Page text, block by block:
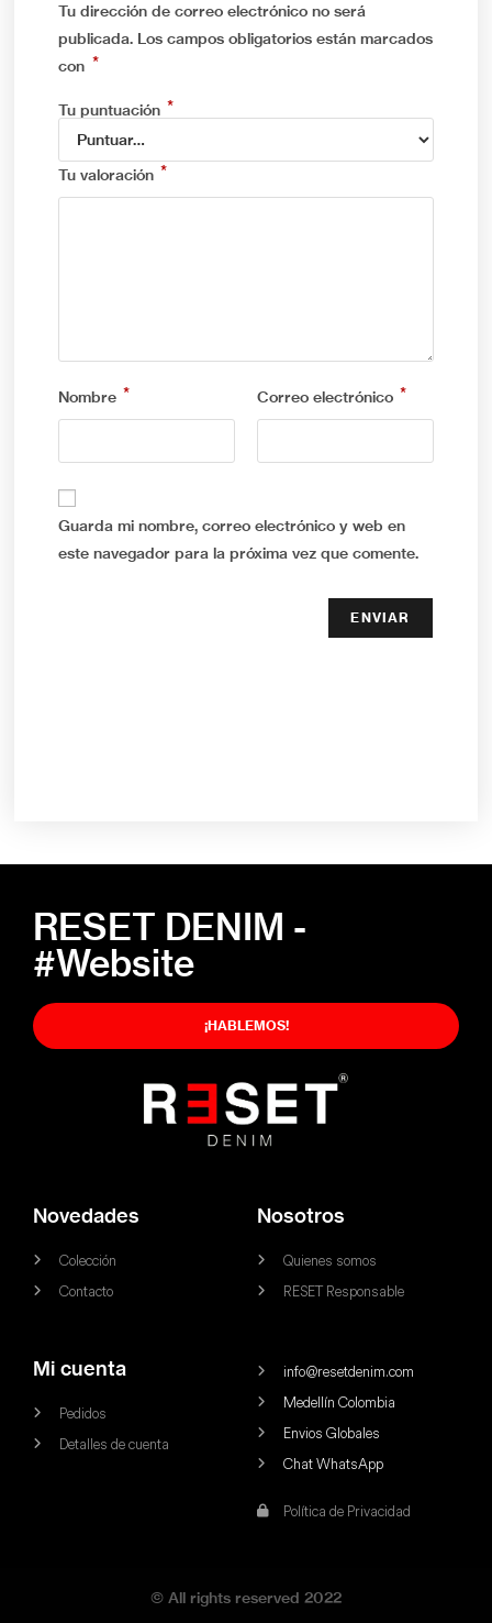
Tu dirección de correo electrónico no será
publicada. Los campos obligatorios están marcados
con *
Tu puntuación *
Tu valoración *
Nombre * Correo electrónico *
Guarda mi nombre, correo electrónico y web en
este navegador para la próxima vez que comente.
RESET DENIM -
#Website
¡HABLEMOS!
Novedades
Colección
Contacto
Nosotros
Quienes somos
RESET Responsable
Mi cuenta
Pedidos
Detalles de cuenta
info@resetdenim.com
Medellín Colombia
Envios Globales
Chat WhatsApp
Política de Privacidad
© All rights reserved 2022